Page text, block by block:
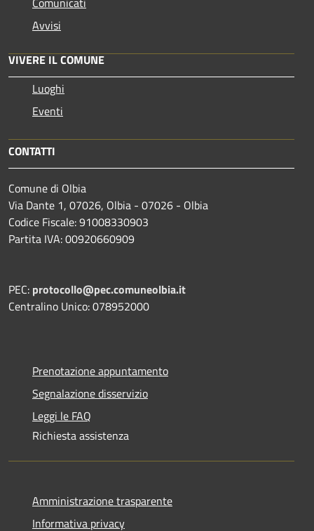
Avvisi
VIVERE IL COMUNE
Luoghi
Eventi
CONTATTI
Comune di Olbia
Via Dante 1, 07026, Olbia - 07026 - Olbia
Codice Fiscale: 91008330903
Partita IVA: 00920660909
PEC: protocollo@pec.comuneolbia.it
Centralino Unico: 078952000
Prenotazione appuntamento
Segnalazione disservizio
Leggi le FAQ
Richiesta assistenza
Amministrazione trasparente
Informativa privacy